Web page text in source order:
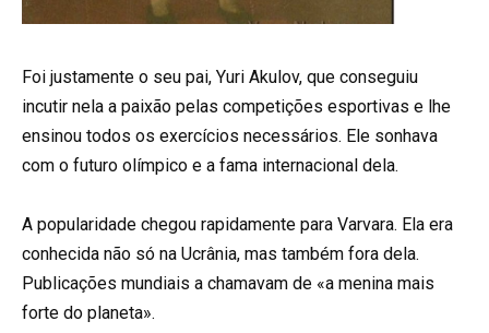
Foi justamente o seu pai, Yuri Akulov, que conseguiu
incutir nela a paixão pelas competições esportivas e lhe
ensinou todos os exercícios necessários. Ele sonhava
com o futuro olímpico e a fama internacional dela.
A popularidade chegou rapidamente para Varvara. Ela era
conhecida não só na Ucrânia, mas também fora dela.
Publicações mundiais a chamavam de «a menina mais
forte do planeta».